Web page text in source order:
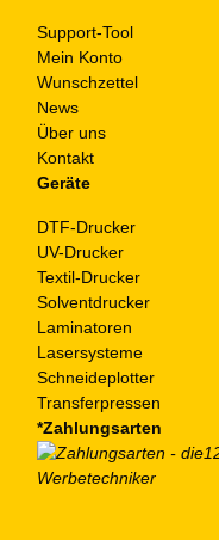
Support-Tool
Mein Konto
Wunschzettel
News
Über uns
Kontakt
Geräte
DTF-Drucker
UV-Drucker
Textil-Drucker
Solventdrucker
Laminatoren
Lasersysteme
Schneideplotter
Transferpressen
*Zahlungsarten